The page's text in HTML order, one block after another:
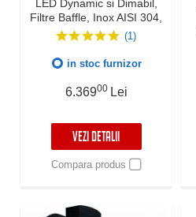
LED Dynamic si Dimabil,
Filtre Baffle, Inox AISI 304,
Fabricatie Italia, Garantie 5
(1)
in stoc furnizor
6.36900 Lei
VEZI DETALII
Compara produs